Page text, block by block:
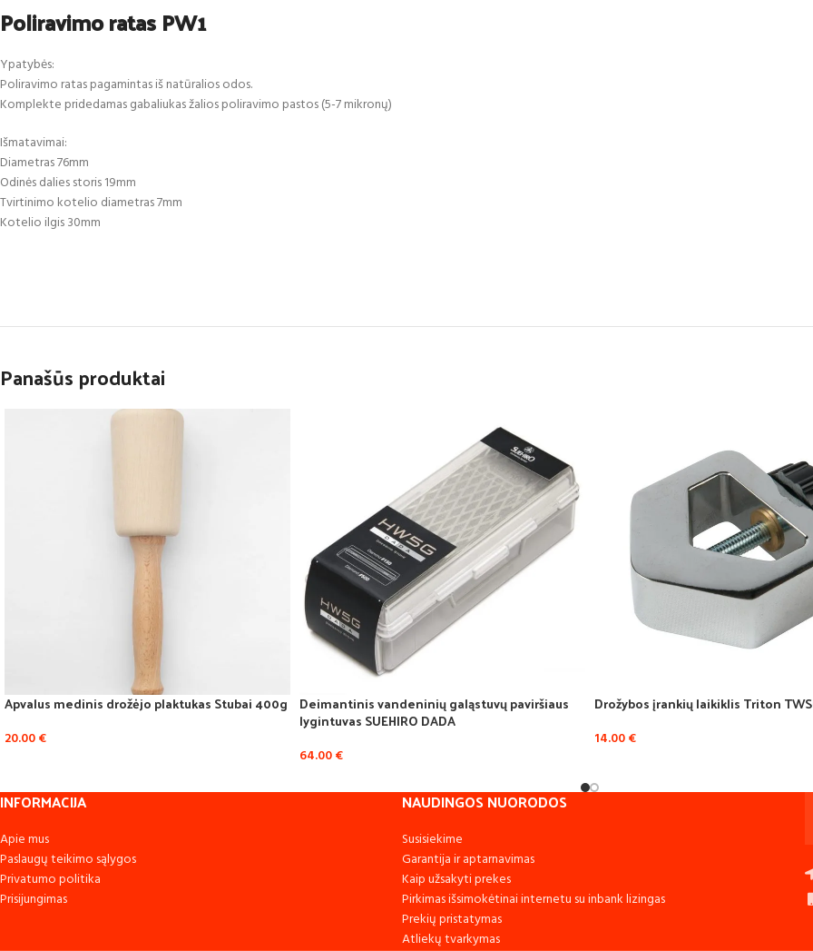
Poliravimo ratas PW1
Ypatybės:
Poliravimo ratas pagamintas iš natūralios odos.
Komplekte pridedamas gabaliukas žalios poliravimo pastos (5-7 mikronų)
Išmatavimai:
Diametras 76mm
Odinės dalies storis 19mm
Tvirtinimo kotelio diametras 7mm
Kotelio ilgis 30mm
Panašūs produktai
Apvalus medinis drožėjo plaktukas Stubai 400g
20.00€
Deimantinis vandeninių galąstuvų paviršiaus
lygintuvas SUEHIRO DADA
64.00€
Drožybos įrankių laikiklis Triton
14.00€
INFORMACIJA
Apie mus
Paslaugų teikimo sąlygos
Privatumo politika
Prisijungimas
NAUDINGOS NUORODOS
Susisiekime
Garantija ir aptarnavimas
Kaip užsakyti prekes
Pirkimas išsimokėtinai internetu su inbank lizingas
Prekių pristatymas
Atliekų tvarkymas